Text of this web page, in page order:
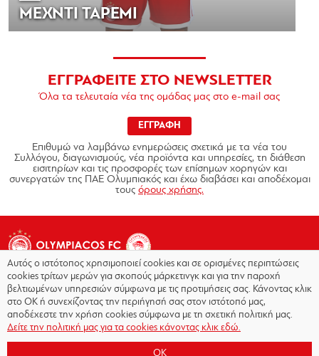
ΜΕΧΝΤΙ ΤΑΡΕΜΙ
ΕΓΓΡΑΦΕΙΤΕ ΣΤΟ NEWSLETTER
Όλα τα τελευταία νέα της ομάδας μας στο e-mail σας
ΕΓΓΡΑΦΗ
Επιθυμώ να λαμβάνω ενημερώσεις σχετικά με τα νέα του
Συλλόγου, διαγωνισμούς, νέα προϊόντα και υπηρεσίες, τη διάθεση
εισιτηρίων και τις προσφορές των επίσημων χορηγών και
συνεργατών της ΠΑΕ Ολυμπιακός και έχω διαβάσει και αποδέχομαι
τους όρους χρήσης.
Copyright © 2026 - Olympiacos.org
Όροι χρήσης|Πολιτική Απορρήτου|Πολιτική
Αυτός ο ιστότοπος χρησιμοποιεί cookies και σε ορισμένες περιπτώσεις
cookies τρίτων μερών για σκοπούς μάρκετινγκ και για την παροχή
βελτιωμένων υπηρεσιών σύμφωνα με τις προτιμήσεις σας. Κάνοντας κλικ
στο OK ή συνεχίζοντας την περιήγησή σας στον ιστότοπό μας,
αποδέχεστε την χρήση cookies σύμφωνα με τη σχετική πολιτική μας.
Δείτε την πολιτική μας για τα cookies κάνοντας κλικ εδώ.
OK